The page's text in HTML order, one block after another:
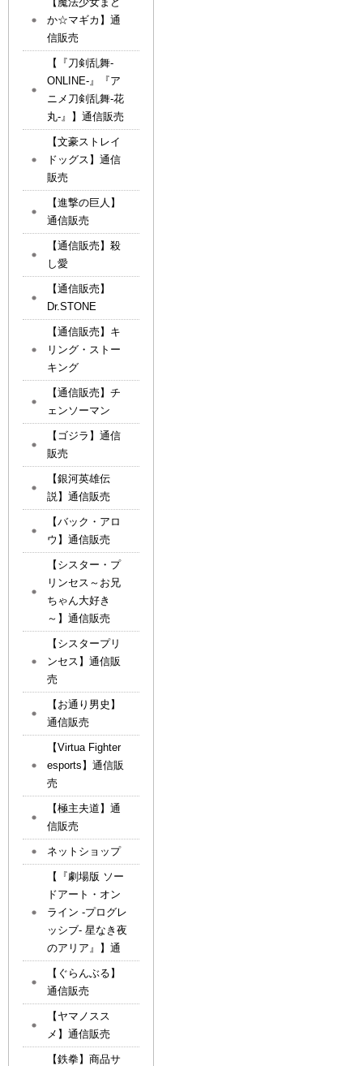
か☆マギカ】通
信販売
【『刀剣乱舞-
ONLINE-』『ア
ニメ刀剣乱舞-花
丸-』】通信販売
【文豪ストレイ
ドッグス】通信
販売
【進撃の巨人】
通信販売
【通信販売】殺
し愛
【通信販売】
Dr.STONE
【通信販売】キ
リング・ストー
キング
【通信販売】チ
ェンソーマン
【ゴジラ】通信
販売
【銀河英雄伝
説】通信販売
【バック・アロ
ウ】通信販売
【シスター・プ
リンセス～お兄
ちゃん大好き
～】通信販売
【シスタープリ
ンセス】通信販
売
【お通り男史】
通信販売
【Virtua Fighter
esports】通信販
売
【極主夫道】通
信販売
ネットショップ
【『劇場版 ソー
ドアート・オン
ライン -プログレ
ッシブ- 星なき夜
のアリア』】通
【ぐらんぶる】
通信販売
【ヤマノスス
メ】通信販売
【鉄拳】商品サ